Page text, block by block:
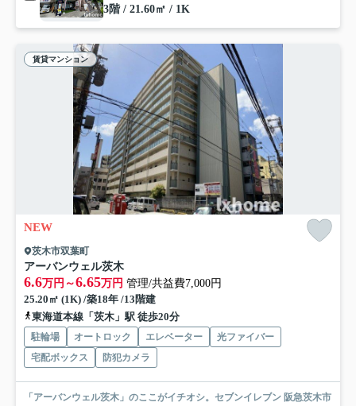
3階 / 21.60㎡ / 1K
賃貸マンション
NEW
茨木市双葉町
アーバンウェル茨木
6.6万円～6.65万円 管理/共益費7,000円
25.20㎡ (1K) /築18年 /13階建
東海道本線「茨木」駅 徒歩20分
駐輪場 オートロック エレベーター
光ファイバー
宅配ボックス
防犯カメラ
「アーバンウェル茨木」のここがイチオシ。セブンイレブン 阪急茨木市